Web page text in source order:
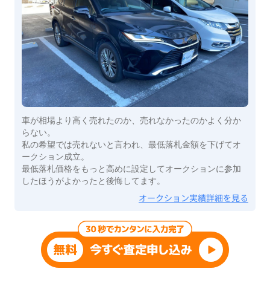
車が相場より高く売れたのか、売れなかったのかよく分か
らない。
私の希望では売れないと言われ、最低落札金額を下げてオ
ークション成立。
最低落札価格をもっと高めに設定してオークションに参加
したほうがよかったと後悔してます。
オークション実績詳細を見る